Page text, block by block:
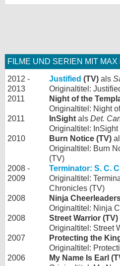
FILME UND SERIEN MIT
2012 -
2013
Justified (TV) als
Originaltitel:
2011
Night of the
Originaltitel: Night
2011
InSight als Det.
Originaltitel: InSight
2010
Burn Notice (TV)
Originaltitel: Burn
(TV)
2008 -
2009
Terminator: S. C.
Originaltitel:
Chronicles (TV)
2008
Ninja
Originaltitel: Ninja
2008
Street Warrior (TV)
Originaltitel: Street
2007
Protecting the
Originaltitel:
2006
My Name Is Earl